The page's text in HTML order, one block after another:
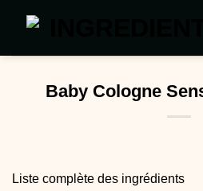
Baby Cologne
Liste complète des ingrédients